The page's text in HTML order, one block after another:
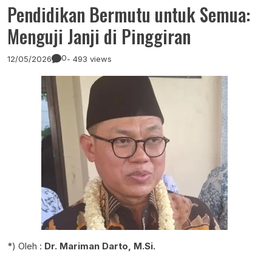
Pendidikan Bermutu untuk Semua:
Menguji Janji di Pinggiran
12/05/2026 0- 493 views
*) Oleh : Dr. Mariman Darto, M.Si.